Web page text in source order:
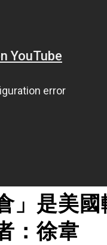
」是美國
：徐韋